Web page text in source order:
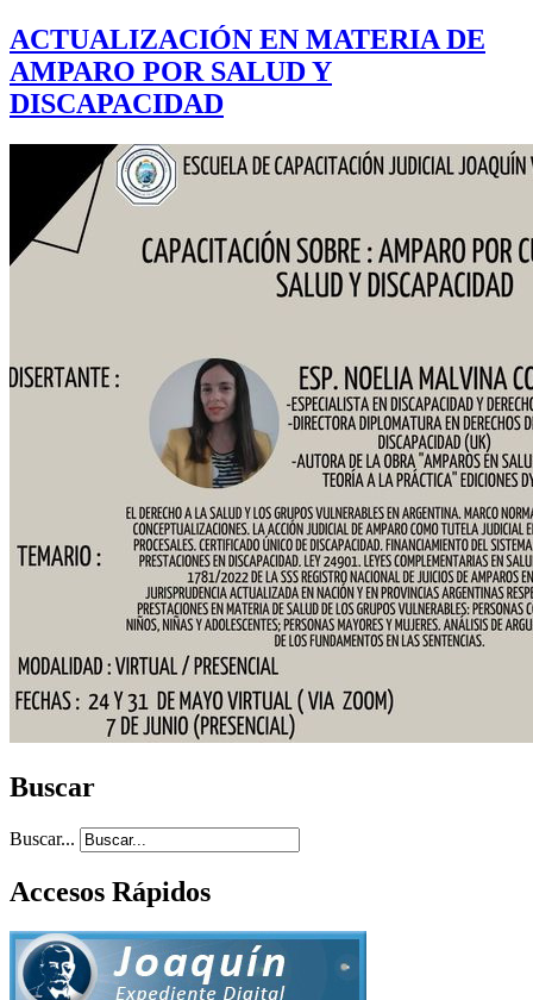
ACTUALIZACIÓN EN MATERIA DE
AMPARO POR SALUD Y
DISCAPACIDAD
Buscar
Buscar...
Accesos Rápidos